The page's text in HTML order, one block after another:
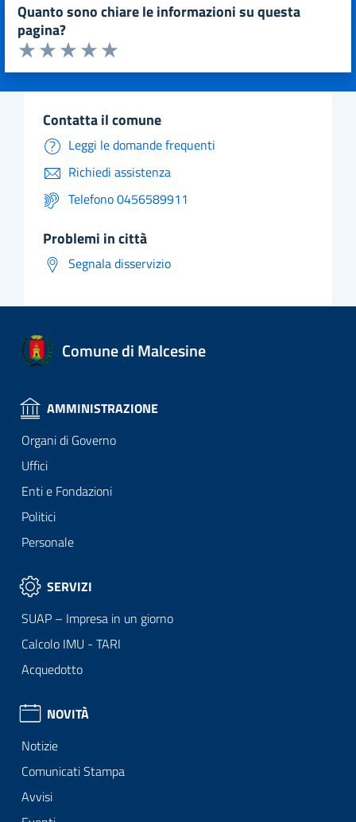
quanto sono chiare le informazioni su questa
pagina?
Valuta da 1 a 5 stelle la pagina
Valuta 5 stelle su 5
Valuta 4 stelle su 5
Valuta 3 stelle su 5
Valuta 2 stelle su 5
Valuta 1 stelle su 5
contatta il comune
Leggi le domande frequenti
Richiedi assistenza
Telefono 0456589911
problemi in città
Segnala disservizio
Comune di Malcesine
AMMINISTRAZIONE
Organi di Governo
Uffici
Enti e Fondazioni
Politici
Personale
SERVIZI
SUAP – Impresa in un giorno
Calcolo IMU - TARI
Acquedotto
NOVITÀ
Notizie
Comunicati Stampa
Avvisi